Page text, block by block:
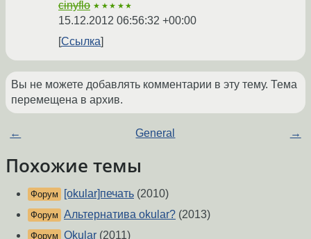
cinyflo ★★★★★
15.12.2012 06:56:32 +00:00
Ссылка
Вы не можете добавлять комментарии в эту тему. Тема
перемещена в архив.
← General →
Похожие темы
Форум [okular]печать (2010)
Форум Альтернатива okular? (2013)
Форум Okular (2011)